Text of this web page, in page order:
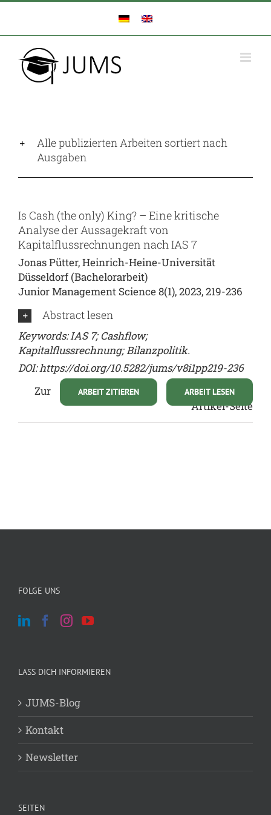
Zum
springen
Alle publizierten Arbeiten sortiert nach
Ausgaben
Is Cash (the only) King? – Eine kritische
Analyse der Aussagekraft von
Kapitalflussrechnungen nach IAS 7
Jonas Pütter, Heinrich-Heine-Universität
Düsseldorf (Bachelorarbeit)
Junior Management Science 8(1), 2023, 219-236
Abstract lesen
Keywords: IAS 7; Cashflow;
Kapitalflussrechnung; Bilanzpolitik.
DOI: https://doi.org/10.5282/jums/v8i1pp219-236
ARBEIT LESEN
ARBEIT ZITIEREN
Zur
Artikel-Seite
FOLGE UNS
LASS DICH INFORMIEREN
JUMS-Blog
Kontakt
Newsletter
SEITEN